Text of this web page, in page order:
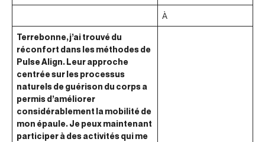
À
Terrebonne, j’ai trouvé du
réconfort dans les méthodes de
Pulse Align. Leur approche
centrée sur les processus
naturels de guérison du corps a
permis d’améliorer
considérablement la mobilité de
mon épaule. Je peux maintenant
participer à des activités qui me